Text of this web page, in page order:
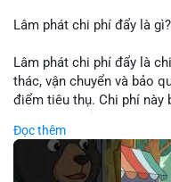
Lâm phát chi phí đẩy là
Lâm phát chi phí đẩy là
thác, vận chuyển và bảo
điểm tiêu thụ. Chi phí này
điều kiện địa hình. Việc
lâm nghiệp tối ưu hoá
Đọc thêm